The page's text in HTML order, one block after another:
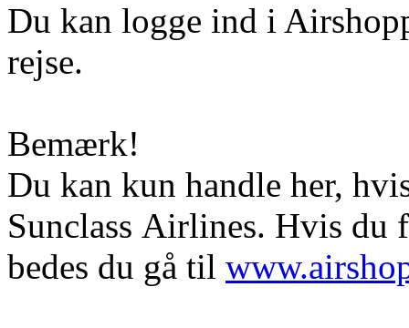
Du kan logge ind i
rejse.
Bemærk!
Du kan kun handle her,
Sunclass Airlines. Hvis du
bedes du gå til